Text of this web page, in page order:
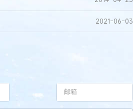
2021-06-03